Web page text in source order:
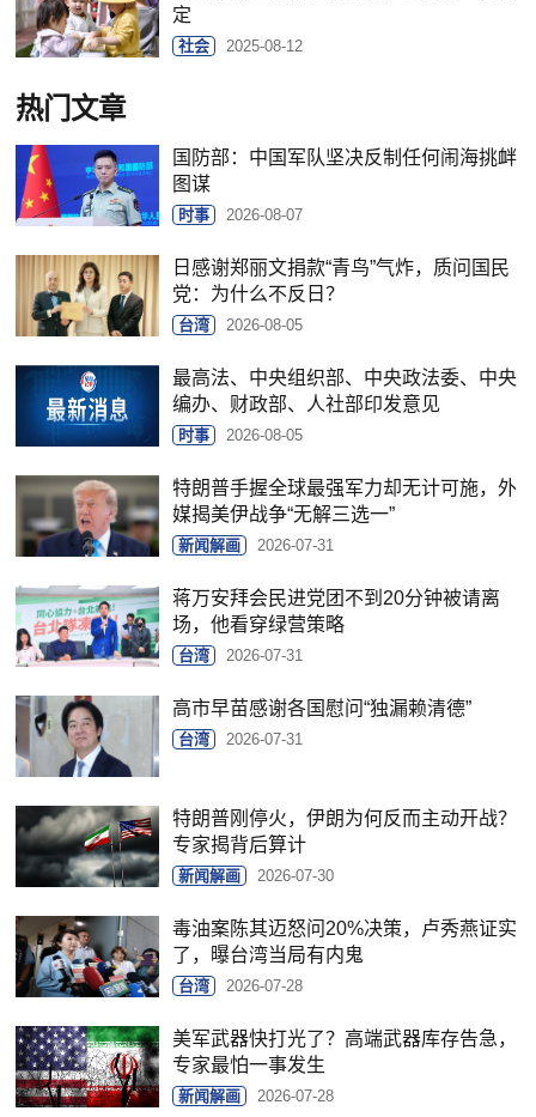
定
社会 2025-08-12
热门文章
国防部：中国军队坚决反制任何闹海挑衅
图谋
时事 2026-08-07
日感谢郑丽文捐款“青鸟”气炸，质问国民
党：为什么不反日？
台湾 2026-08-05
最高法、中央组织部、中央政法委、中央
编办、财政部、人社部印发意见
时事 2026-08-05
特朗普手握全球最强军力却无计可施，外
媒揭美伊战争“无解三选一”
新闻解画 2026-07-31
蒋万安拜会民进党团不到20分钟被请离
场，他看穿绿营策略
台湾 2026-07-31
高市早苗感谢各国慰问“独漏赖清德”
台湾 2026-07-31
特朗普刚停火，伊朗为何反而主动开战？
专家揭背后算计
新闻解画 2026-07-30
毒油案陈其迈怒问20%决策，卢秀燕证实
了，曝台湾当局有内鬼
台湾 2026-07-28
美军武器快打光了？高端武器库存告急，
专家最怕一事发生
新闻解画 2026-07-28